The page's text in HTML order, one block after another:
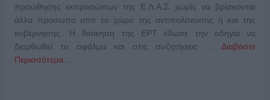
προώθησης εκπροσώπων της Ε.Λ.Α.Σ χωρίς να βρίσκονται
άλλα πρόσωπα από το χώρο της αντιπολίτευσης ή και της
κυβέρνησης. Η διοίκηση της ΕΡΤ έδωσε την οδηγία να
διορθωθεί το σφάλμα και στις συζητήσεις …Διαβάστε
Περισσότερα...